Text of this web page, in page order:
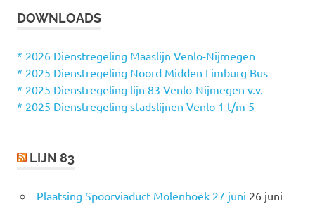
e
n
a
a
r
DOWNLOADS
* 2026 Dienstregeling Maaslijn Venlo-Nijmegen
* 2025 Dienstregeling Noord Midden Limburg Bus
* 2025 Dienstregeling lijn 83 Venlo-Nijmegen v.v.
* 2025 Dienstregeling stadslijnen Venlo 1 t/m 5
LIJN 83
Plaatsing Spoorviaduct Molenhoek 27 juni 26 juni